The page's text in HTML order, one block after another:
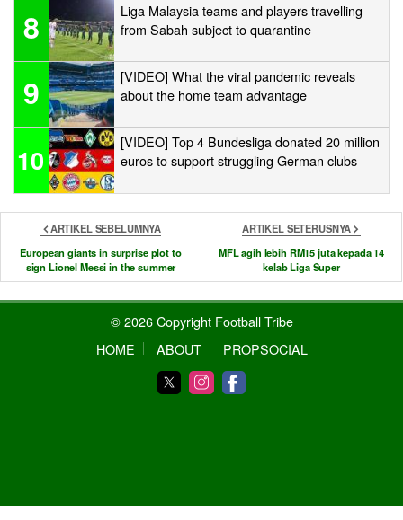
8
Liga Malaysia teams and players travelling
from Sabah subject to quarantine
9
[VIDEO] What the viral pandemic reveals
about the home team advantage
10
[VIDEO] Top 4 Bundesliga donated 20 million
euros to support struggling German clubs
ARTIKEL SEBELUMNYA
European giants in surprise plot to
sign Lionel Messi in the summer
ARTIKEL SETERUSNYA
MFL agih lebih RM15 juta kepada 14
kelab Liga Super
© 2026 Copyright Football Tribe
HOME
ABOUT PROPSOCIAL